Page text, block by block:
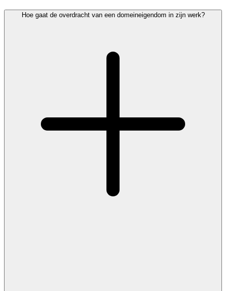
Hoe gaat de overdracht van een domeineigendom in zijn werk?